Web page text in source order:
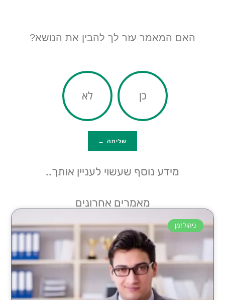
האם המאמר עזר לך להבין את הנושא?
כן לא
שליחה ←
מידע נוסף שעשוי לעניין אותך..
מאמרים אחרונים
ניהול זמן